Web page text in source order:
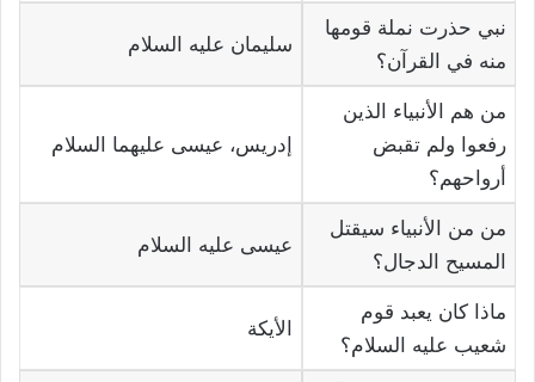
نبي حذرت نملة قومها
منه في القرآن؟
سليمان عليه السلام
من هم الأنبياء الذين
رفعوا ولم تقبض
أرواحهم؟
إدريس، عيسى عليهما السلام
من من الأنبياء سيقتل
المسيح الدجال؟
عيسى عليه السلام
ماذا كان يعبد قوم
شعيب عليه السلام؟
الأيكة